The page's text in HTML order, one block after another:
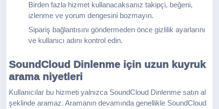
Birden fazla hizmet kullanacaksanız takipçi, beğeni,
izlenme ve yorum dengesini bozmayın.
Sipariş bağlantısını göndermeden önce gizlilik ayarlarını
ve kullanıcı adını kontrol edin.
SoundCloud Dinlenme için uzun kuyruk
arama niyetleri
Kullanıcılar bu hizmeti yalnızca SoundCloud Dinlenme satın al
şeklinde aramaz. Aramanın devamında genellikle SoundCloud